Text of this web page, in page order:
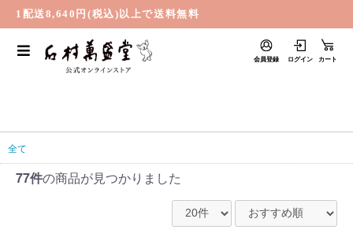
1配送8,640円(税込)以上で送料無料
会員登録 ログイン カート
全て
77件の商品が見つかりました